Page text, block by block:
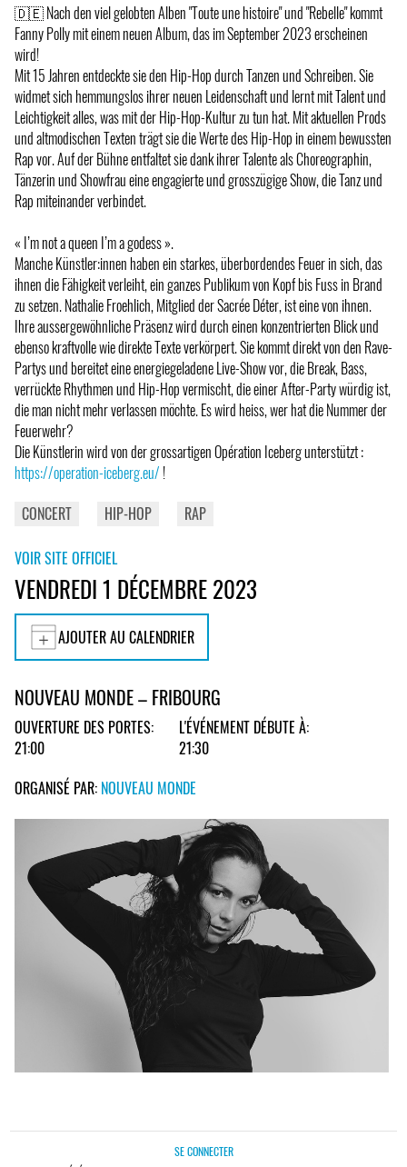
🇩🇪 Nach den viel gelobten Alben "Toute une histoire" und "Rebelle" kommt
Fanny Polly mit einem neuen Album, das im September 2023 erscheinen
wird!
Mit 15 Jahren entdeckte sie den Hip-Hop durch Tanzen und Schreiben. Sie
widmet sich hemmungslos ihrer neuen Leidenschaft und lernt mit Talent und
Leichtigkeit alles, was mit der Hip-Hop-Kultur zu tun hat. Mit aktuellen Prods
und altmodischen Texten trägt sie die Werte des Hip-Hop in einem bewussten
Rap vor. Auf der Bühne entfaltet sie dank ihrer Talente als Choreographin,
Tänzerin und Showfrau eine engagierte und grosszügige Show, die Tanz und
Rap miteinander verbindet.
« I’m not a queen I’m a godess ».
Manche Künstler:innen haben ein starkes, überbordendes Feuer in sich, das
ihnen die Fähigkeit verleiht, ein ganzes Publikum von Kopf bis Fuss in Brand
zu setzen. Nathalie Froehlich, Mitglied der Sacrée Déter, ist eine von ihnen.
Ihre aussergewöhnliche Präsenz wird durch einen konzentrierten Blick und
ebenso kraftvolle wie direkte Texte verkörpert. Sie kommt direkt von den Rave-
Partys und bereitet eine energiegeladene Live-Show vor, die Break, Bass,
verrückte Rhythmen und Hip-Hop vermischt, die einer After-Party würdig ist,
die man nicht mehr verlassen möchte. Es wird heiss, wer hat die Nummer der
Feuerwehr?
Die Künstlerin wird von der grossartigen Opération Iceberg unterstützt :
https://operation-iceberg.eu/ !
CONCERT
HIP-HOP RAP
VOIR SITE OFFICIEL
VENDREDI 1 DÉCEMBRE 2023
AJOUTER AU CALENDRIER
NOUVEAU MONDE – FRIBOURG
OUVERTURE DES PORTES:
21:00
L'ÉVÉNEMENT DÉBUTE À:
21:30
ORGANISÉ PAR: NOUVEAU MONDE
SE CONNECTER